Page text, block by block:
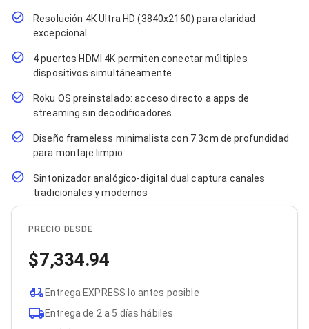
Cables Coaxiales
Accesorios para Cables
Jacks de Red
Conectores
Tapas y Cajas
Pinzas Ponchadoras
Probadores de Cable
Protectores para Cables
Cables para Impresoras
Cableado Estructurado
Sujetadores de Cables
Cinchos
Adaptadores PC
Adaptadores PC USB
Adaptadores PC Serial
Adaptadores PC IDE
Adaptadores PC Teclado
Bluetooth
Resolución 4K Ultra HD (3840x2160) para claridad
excepcional
4 puertos HDMI 4K permiten conectar múltiples
dispositivos simultáneamente
Roku OS preinstalado: acceso directo a apps de
streaming sin decodificadores
Diseño frameless minimalista con 7.3cm de profundidad
para montaje limpio
Sintonizador analógico-digital dual captura canales
tradicionales y modernos
PRECIO DESDE
7,334.94
Entrega EXPRESS lo antes posible
Entrega de 2 a 5 días hábiles